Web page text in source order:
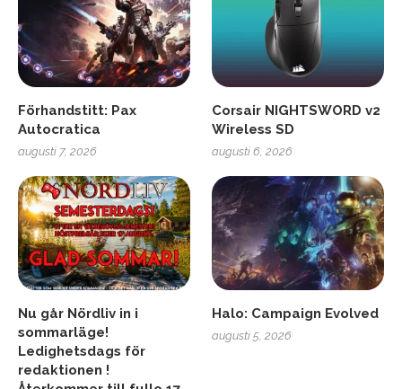
Förhandstitt: Pax
Autocratica
augusti 7, 2026
Corsair NIGHTSWORD v2
Wireless SD
augusti 6, 2026
Nu går Nördliv in i
sommarläge!
Ledighetsdags för
redaktionen !
Halo: Campaign Evolved
augusti 5, 2026